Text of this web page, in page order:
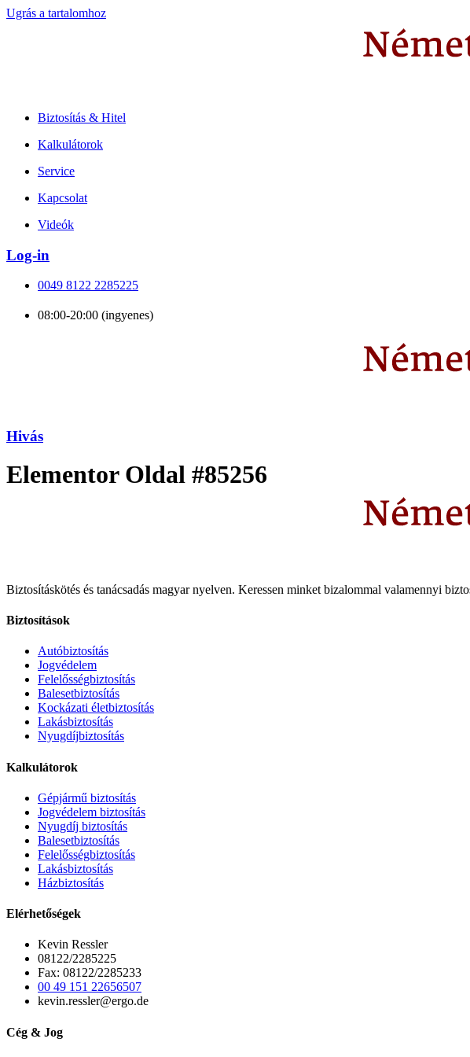
Ugrás a tartalomhoz
Biztosítás & Hitel
Kalkulátorok
Service
Kapcsolat
Videók
Log-in
0049 8122 2285225
08:00-20:00 (ingyenes)
Hivás
Elementor Oldal #85256
Biztosításkötés és tanácsadás magyar nyelven. Keressen minket bizalommal valamennyi
Biztosítások
Autóbiztosítás
Jogvédelem
Felelősségbiztosítás
Balesetbiztosítás
Kockázati életbiztosítás
Lakásbiztosítás
Nyugdíjbiztosítás
Kalkulátorok
Gépjármű biztosítás
Jogvédelem biztosítás
Nyugdíj biztosítás
Balesetbiztosítás
Felelősségbiztosítás
Lakásbiztosítás
Házbiztosítás
Elérhetőségek
Kevin Ressler
08122/2285225
Fax: 08122/2285233
00 49 151 22656507
kevin.ressler@ergo.de
Cég & Jog